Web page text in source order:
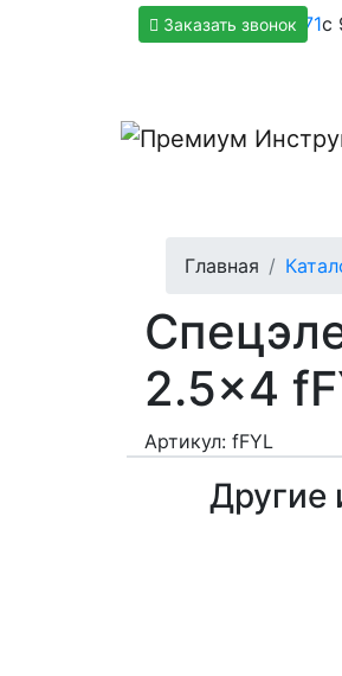
+7(800)500-1271с
Заказать звонок
Главная
2.5x4
Артикул: fFYL
Другие